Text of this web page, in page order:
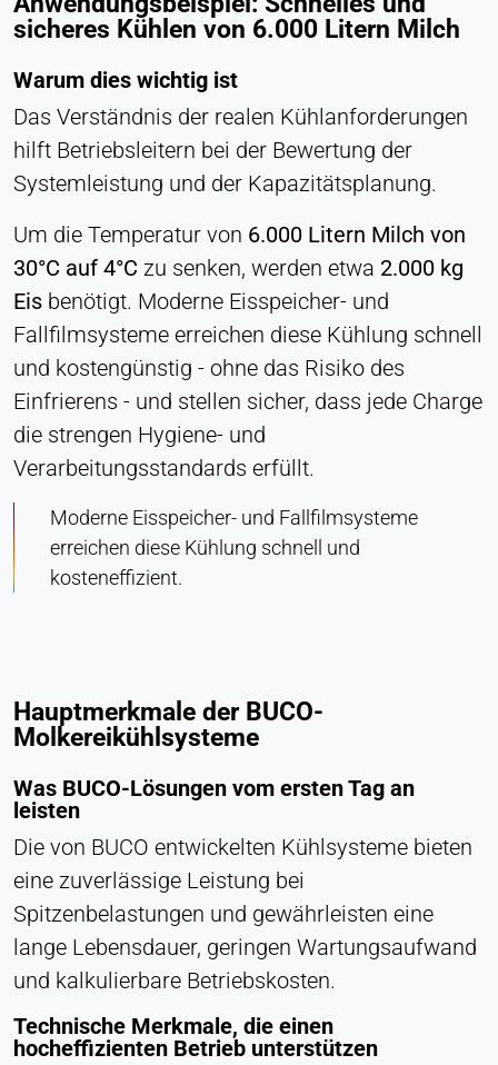
sicheres Kühlen von 6.000 Litern Milch
Warum dies wichtig ist
Das Verständnis der realen Kühlanforderungen
hilft Betriebsleitern bei der Bewertung der
Systemleistung und der Kapazitätsplanung.
Um die Temperatur von 6.000 Litern Milch von
30°C auf 4°C zu senken, werden etwa 2.000 kg
Eis benötigt. Moderne Eisspeicher- und
Fallfilmsysteme erreichen diese Kühlung schnell
und kostengünstig - ohne das Risiko des
Einfrierens - und stellen sicher, dass jede Charge
die strengen Hygiene- und
Verarbeitungsstandards erfüllt.
Moderne Eisspeicher- und Fallfilmsysteme
erreichen diese Kühlung schnell und
kosteneffizient.
Hauptmerkmale der BUCO-
Molkereikühlsysteme
Was BUCO-Lösungen vom ersten Tag an
leisten
Die von BUCO entwickelten Kühlsysteme bieten
eine zuverlässige Leistung bei
Spitzenbelastungen und gewährleisten eine
lange Lebensdauer, geringen Wartungsaufwand
und kalkulierbare Betriebskosten.
Technische Merkmale, die einen
hocheffizienten Betrieb unterstützen